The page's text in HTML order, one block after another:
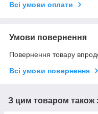
Всі умови оплати
Умови повернення
Повернення товару
Всі умови повернення
З цим товаром також